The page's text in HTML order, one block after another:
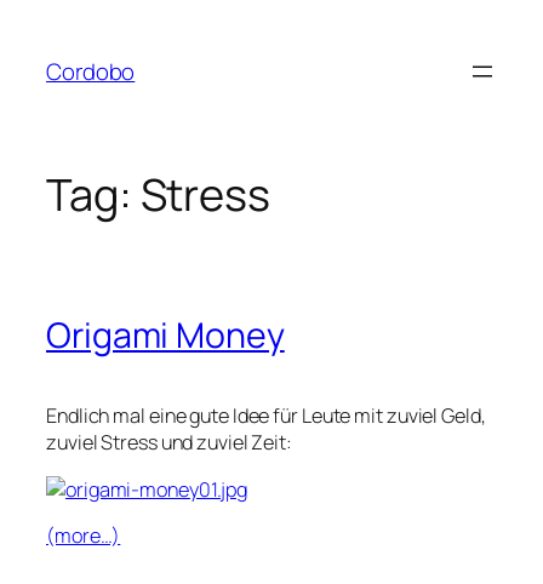
content
Cordobo
Tag: Stress
Origami Money
Endlich mal eine gute Idee für Leute mit zuviel Geld,
zuviel Stress und zuviel Zeit:
(more…)